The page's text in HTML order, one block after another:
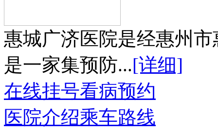
惠城广济医院是经惠州
是一家集预防...[详细]
在线挂号看病预约
医院介绍乘车路线